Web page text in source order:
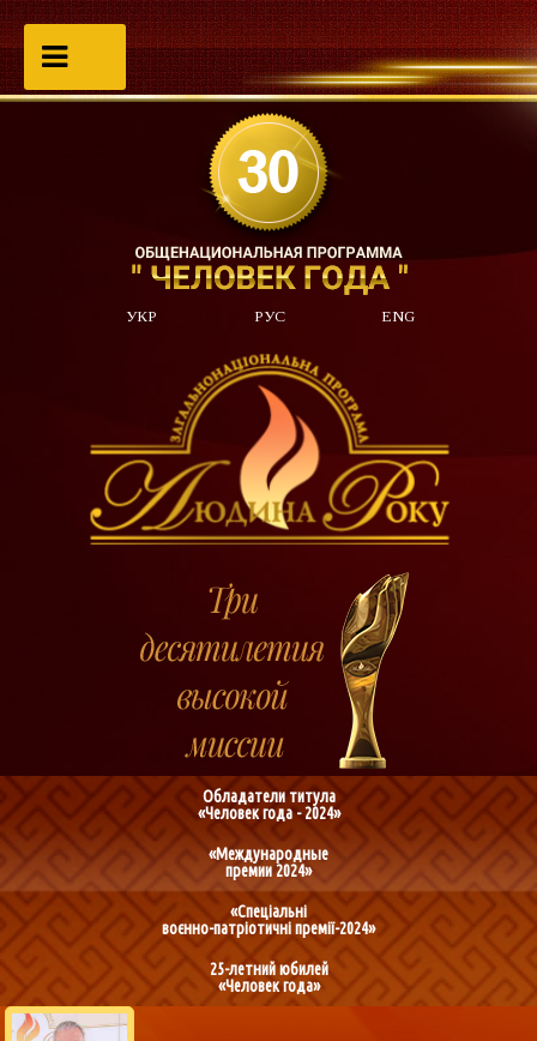
УКР РУС ENG
Обладатели титула
«Человек года - 2024»
«Международные
премии 2024»
«Спеціальні
воєнно-патріотичні премії-2024»
25-летний юбилей
«Человек года»